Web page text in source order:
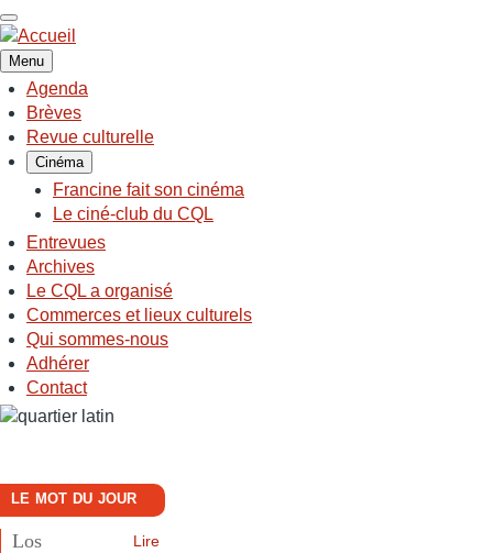
Aller
au
contenu
principal
Menu
NAVIGATION
PRINCIPALE
Agenda
Brèves
Revue culturelle
Cinéma
Francine fait son cinéma
Le ciné-club du CQL
Entrevues
Archives
Le CQL a organisé
Commerces et lieux culturels
Qui sommes-nous
Adhérer
Contact
LE MOT DU JOUR
Los Lire